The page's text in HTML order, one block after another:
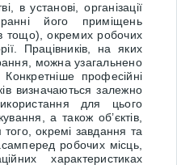
установі, організації
його приміщень
тощо), окремих робочих
Працівників, на яких
можна узагальнено
професійні
визначаються залежно
для цього
а також об’єктів,
окремі завдання та
робочих місць,
характеристиках